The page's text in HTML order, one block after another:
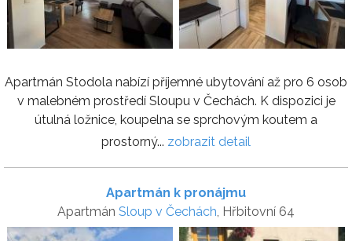
Apartmán Stodola nabízí příjemné ubytování až pro 6 osob
v malebném prostředí Sloupu v Čechách. K dispozici je
útulná ložnice, koupelna se sprchovým koutem a
prostorný... zobrazit detail
Apartmán k pronájmu
Apartmán Sloup v Čechách , Hřbitovní 64